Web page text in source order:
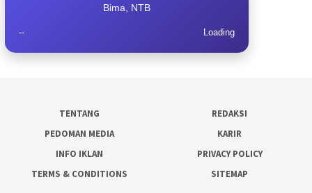
Bima, NTB
-- Loading
TENTANG
REDAKSI
PEDOMAN MEDIA
KARIR
INFO IKLAN
PRIVACY POLICY
TERMS & CONDITIONS
SITEMAP